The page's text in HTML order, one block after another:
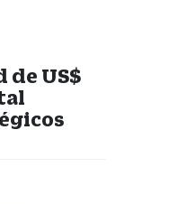
de US$